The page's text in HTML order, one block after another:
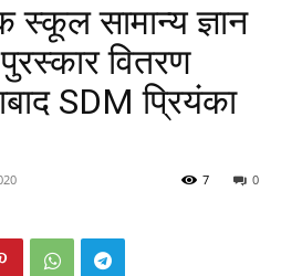
स्कूल सामान्य ज्ञान
वितरण
SDM प्रियंका
0
7